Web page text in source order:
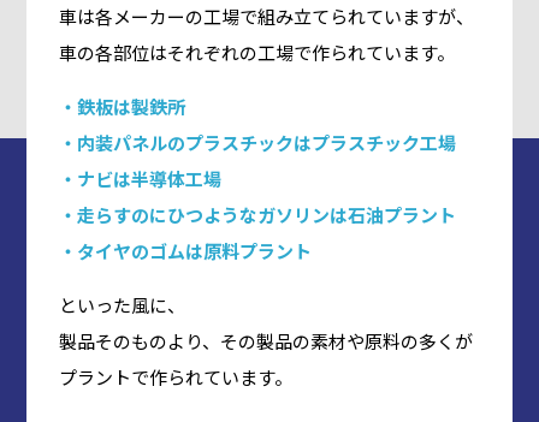
車は各メーカーの工場で組み立てられていますが、
車の各部位はそれぞれの工場で作られています。
・鉄板は製鉄所
・内装パネルのプラスチックはプラスチック工場
・ナビは半導体工場
・走らすのにひつようなガソリンは石油プラント
・タイヤのゴムは原料プラント
といった風に、
製品そのものより、その製品の素材や原料の多くが
プラントで作られています。